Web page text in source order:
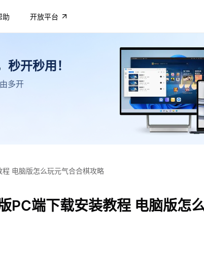
助 开放平台
开秒用！
多开
电脑版怎么玩元气合合棋攻略
PC端下载安装教程 电脑版怎